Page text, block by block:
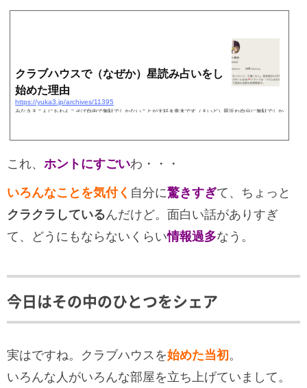
クラブハウスで（なぜか）星読み占いをし
始めた理由
https://yuka3.jp/archives/11395
みなさまこんにちわんこそば自由で無駄でしかないことが大好き青木です（まいど）最近ね自分に無駄でしか
これ、 ホントにすごいわ・・・
いろんなことを気付く 自分に驚きすぎて、ちょっと
クラクラしているんだけど。面白い話がありすぎ
て、どうにもならないくらい情報過多なう。
今日はその中のひとつをシェア
実はですね。クラブハウスを始めた当初 。
いろんな人がいろんな部屋を立ち上げていまして。